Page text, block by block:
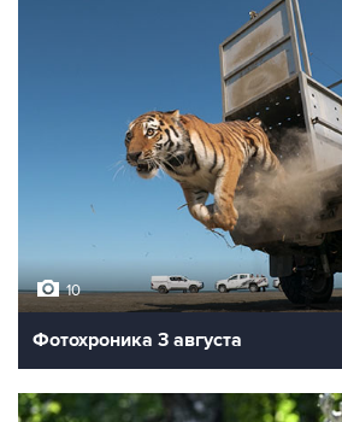
10
Фотохроника 3 августа